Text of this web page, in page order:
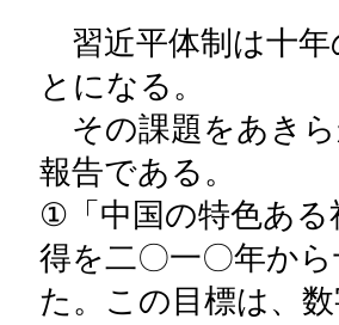
習近平体制は十年
とになる。
その課題をあきら
報告である。
①「中国の特色ある
得を二〇一〇年か
た。この目標は、